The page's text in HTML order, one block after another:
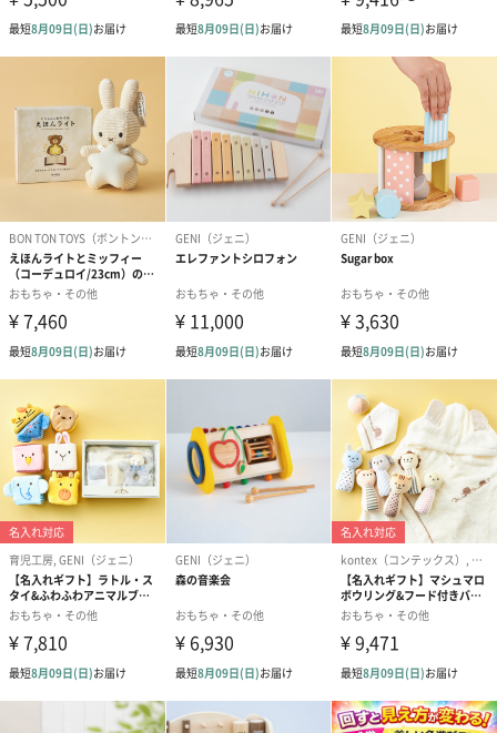
大切な方への贈り物に
「つくる」から「つくったもので遊ぶ」楽しさへ。
成長に合わせた遊び方で長くご愛用いただけるのも魅力です。
お子様用にはもちろん、ご友人やご家族への贈り物にもぜひ、い
商品詳細情報
商品本体サイ
ズ
長さ260mm・幅85mm・高さ180mm
パッケージ内
同梱物
説明書
パッケージ外
装
直方体化粧箱
パッケージサ
イズ
長さ260mm・幅85mm・高さ180mm
全体重量
700g
素材
ABS、TPE、磁石
注意事項
【保護者の方は使用前に必ずお読みください】
※梱包材は玩具ではありません。使用前に必ず取り除